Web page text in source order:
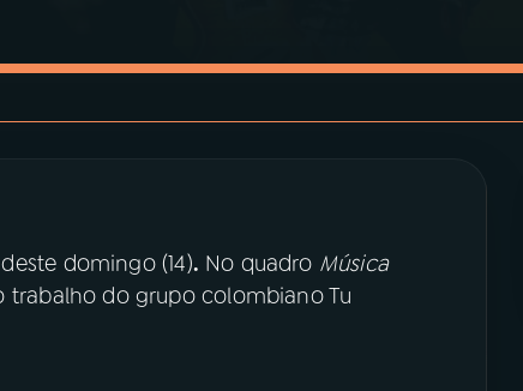
domingo (14). No quadro Música
do grupo colombiano Tu